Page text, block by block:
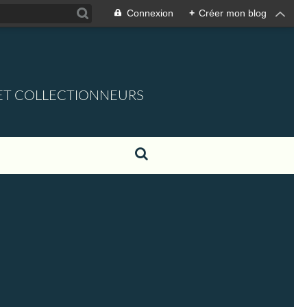
Connexion + Créer mon blog
COLLECTIONNEURS